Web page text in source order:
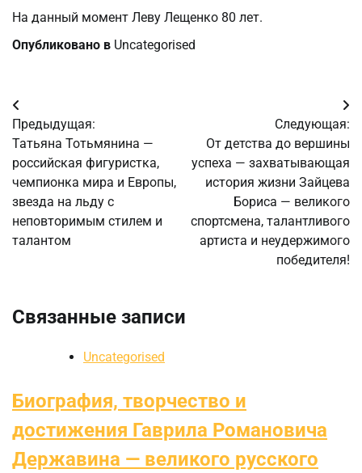
На данный момент Леву Лещенко 80 лет.
Опубликовано в Uncategorised
Навигация
по
записям
Предыдущая:
Татьяна Тотьмянина —
российская фигуристка,
чемпионка мира и Европы,
звезда на льду с
неповторимым стилем и
талантом
Следующая:
От детства до вершины
успеха — захватывающая
история жизни Зайцева
Бориса — великого
спортсмена, талантливого
артиста и неудержимого
победителя!
Связанные записи
Uncategorised
Биография, творчество и
достижения Гаврила Романовича
Державина — великого русского